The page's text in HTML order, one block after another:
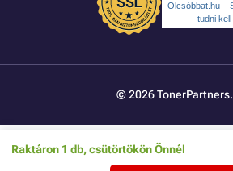
Raktáron 1 db, csütörtökön Önnél
Olcsóbbat.hu –
tudni kell
© 2026